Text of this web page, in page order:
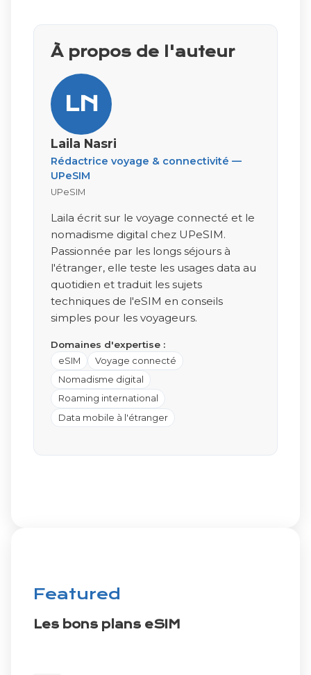
À propos de l'auteur
LN
Laila Nasri
Rédactrice voyage & connectivité —
UPeSIM
UPeSIM
Laila écrit sur le voyage connecté et le
nomadisme digital chez UPeSIM.
Passionnée par les longs séjours à
l'étranger, elle teste les usages data au
quotidien et traduit les sujets
techniques de l'eSIM en conseils
simples pour les voyageurs.
Domaines d'expertise :
eSIM
Voyage connecté
Nomadisme digital
Roaming international
Data mobile à l'étranger
Featured
Les bons plans eSIM